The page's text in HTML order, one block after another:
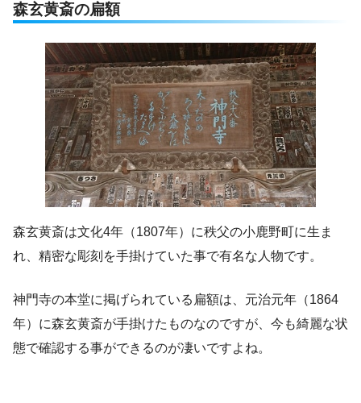
森玄黄斎の扁額
森玄黄斎は文化4年（1807年）に秩父の小鹿野町に生ま
れ、精密な彫刻を手掛けていた事で有名な人物です。
神門寺の本堂に掲げられている扁額は、元治元年（1864
年）に森玄黄斎が手掛けたものなのですが、今も綺麗な状
態で確認する事ができるのが凄いですよね。